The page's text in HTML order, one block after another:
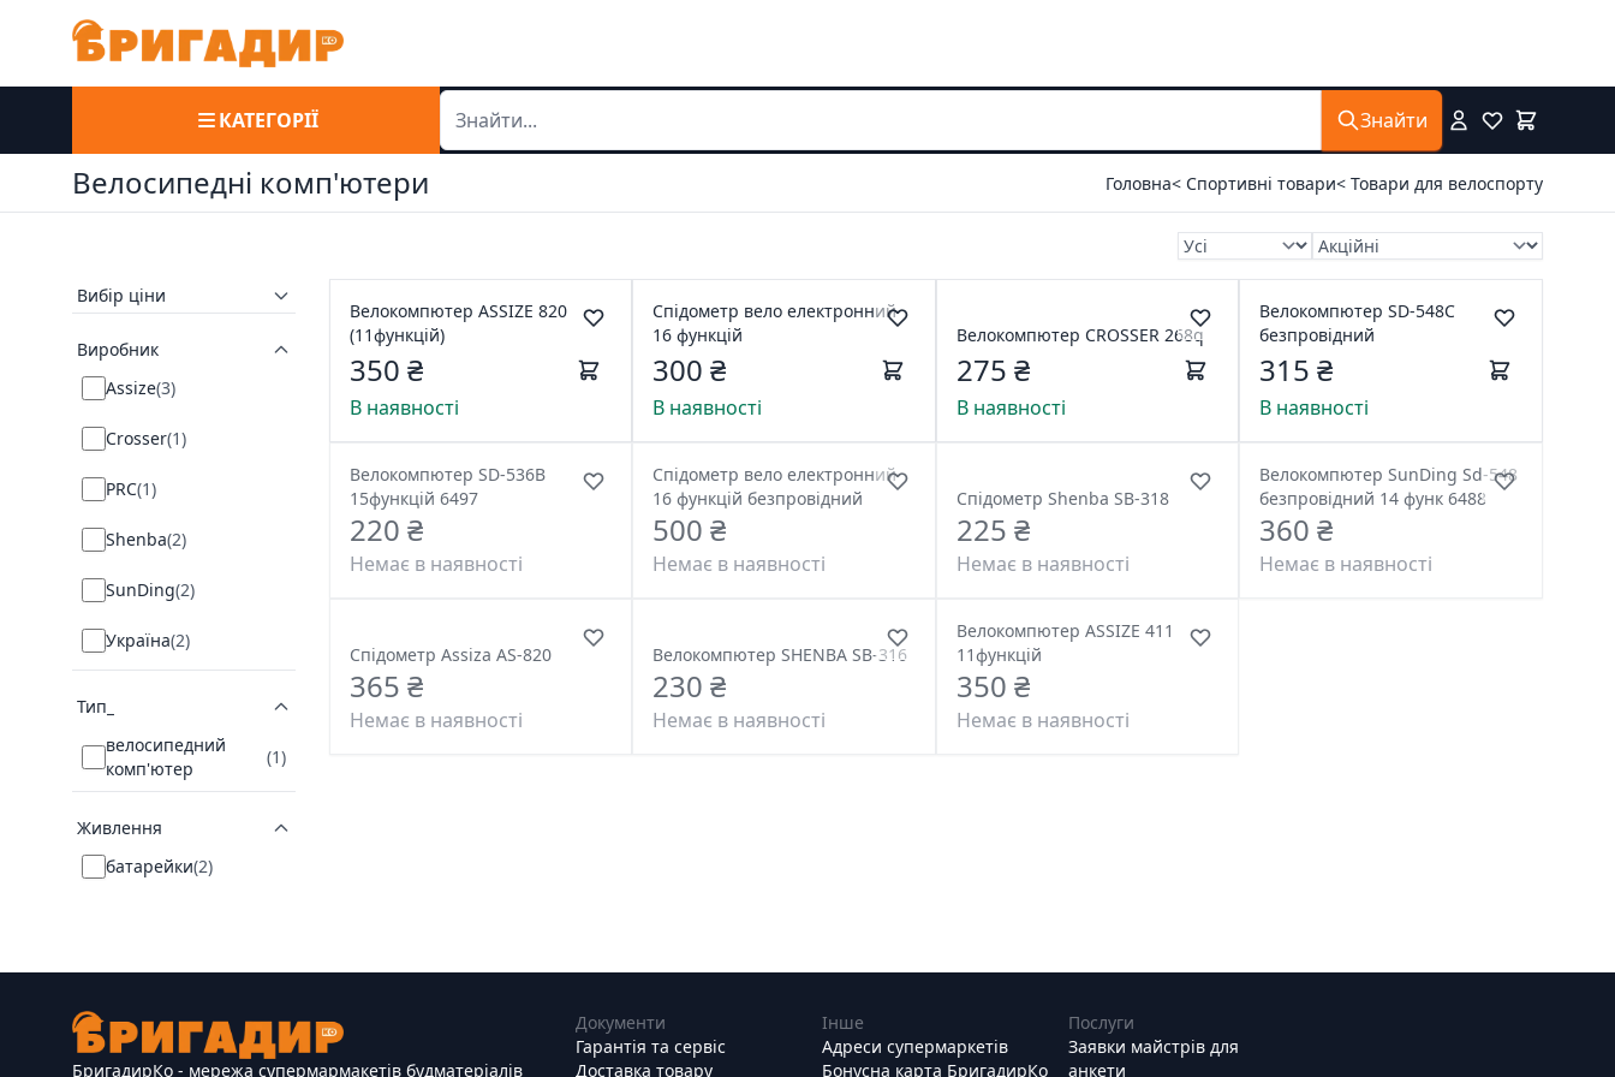
КАТЕГОРІЇ Знайти
Велосипедні комп'ютери Головна< Спортивні товари< Товари для велоспорту
Вибір ціни
Виробник
Assize(3)
Crosser(1)
PRC(1)
Shenba(2)
SunDing(2)
Україна(2)
Тип_
велосипедний
комп'ютер
(1)
Живлення
батарейки(2)
Велокомпютер ASSIZE 820
(11функцій)
350 ₴
В наявності
Спідометр вело електронний
16 функцій
300 ₴
В наявності
Велокомпютер CROSSER 268q
275 ₴
В наявності
Велокомпютер SD-548C
безпровідний
315 ₴
В наявності
Велокомпютер SD-536B
15функцій 6497
220 ₴
Немає в наявності
Спідометр вело електронний
16 функцій безпровідний
500 ₴
Немає в наявності
Спідометр Shenba SB-318
225 ₴
Немає в наявності
Велокомпютер SunDing Sd-548
безпровідний 14 функ 6488
360 ₴
Немає в наявності
Спідометр Assiza AS-820
365 ₴
Немає в наявності
Велокомпютер SHENBA SB-316
230 ₴
Немає в наявності
Велокомпютер ASSIZE 411
11функцій
350 ₴
Немає в наявності
БригадирКо - мережа супермармакетів будматеріалів
Документи
Гарантія та сервіс
Доставка товару
Інше
Адреси супермаркетів
Бонусна карта БригадирКо
Послуги
Заявки майстрів для
анкети